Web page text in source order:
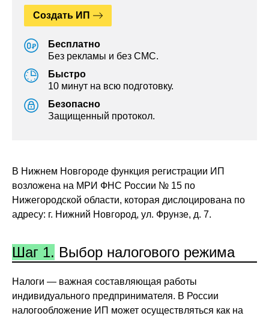
Создать ИП
Бесплатно
Без рекламы и без СМС.
Быстро
10 минут на всю подготовку.
Безопасно
Защищенный протокол.
В Нижнем Новгороде функция регистрации ИП
возложена на МРИ ФНС России № 15 по
Нижегородской области, которая дислоцирована по
адресу: г. Нижний Новгород, ул. Фрунзе, д. 7.
Шаг 1. Выбор налогового режима
Налоги — важная составляющая работы
индивидуального предпринимателя. В России
налогообложение ИП может осуществляться как на